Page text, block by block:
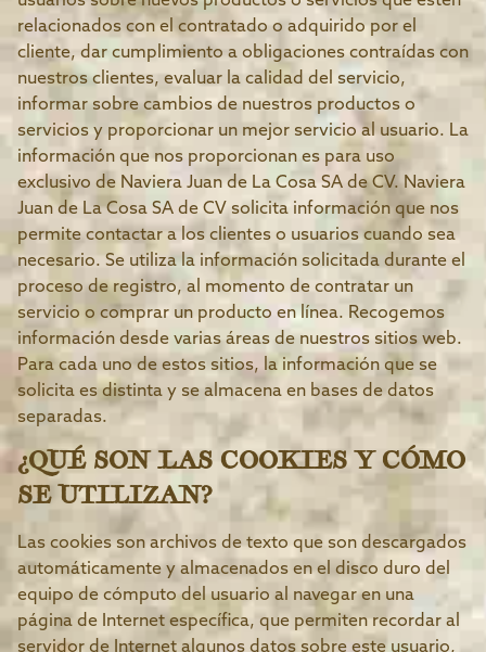
relacionados con el contratado o adquirido por el
cliente, dar cumplimiento a obligaciones contraídas con
nuestros clientes, evaluar la calidad del servicio,
informar sobre cambios de nuestros productos o
servicios y proporcionar un mejor servicio al usuario. La
información que nos proporcionan es para uso
exclusivo de Naviera Juan de La Cosa SA de CV. Naviera
Juan de La Cosa SA de CV solicita información que nos
permite contactar a los clientes o usuarios cuando sea
necesario. Se utiliza la información solicitada durante el
proceso de registro, al momento de contratar un
servicio o comprar un producto en línea. Recogemos
información desde varias áreas de nuestros sitios web.
Para cada uno de estos sitios, la información que se
solicita es distinta y se almacena en bases de datos
separadas.
¿QUÉ SON LAS COOKIES Y CÓMO
SE UTILIZAN?
Las cookies son archivos de texto que son descargados
automáticamente y almacenados en el disco duro del
equipo de cómputo del usuario al navegar en una
página de Internet específica, que permiten recordar al
servidor de Internet algunos datos sobre este usuario,